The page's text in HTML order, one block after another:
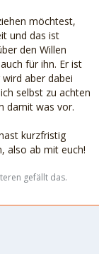
möchtest,
und das ist
den Willen
für ihn. Er ist
aber dabei
selbst zu achten
damit was vor.
kurzfristig
also ab mit euch!
gefällt das.